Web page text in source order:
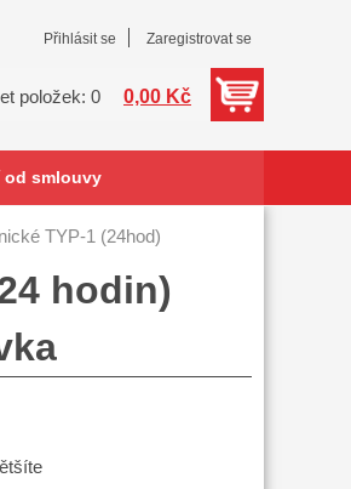
Přihlásit se Zaregistrovat se
položek: 0 0,00 Kč
smlouvy
TYP-1 (24hod)
hodin)